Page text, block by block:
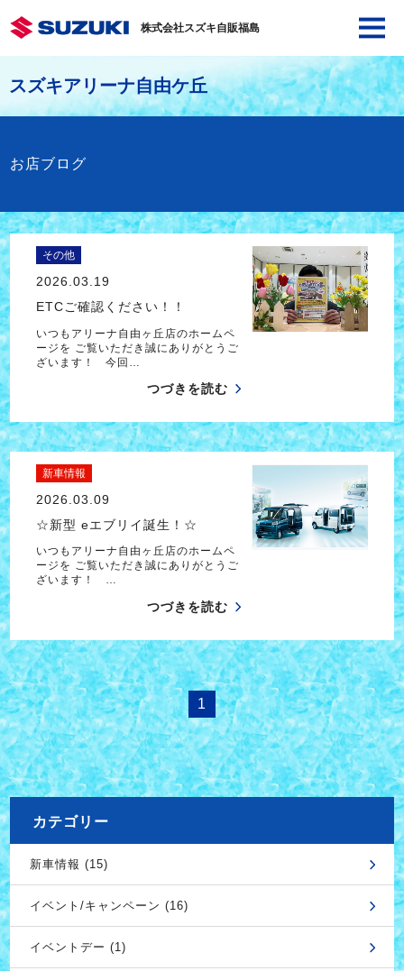
株式会社スズキ自販福島
スズキアリーナ自由ケ丘
お店ブログ
その他
2026.03.19
ETCご確認ください！！
いつもアリーナ自由ヶ丘店のホームペ
ージを ご覧いただき誠にありがとうご
ざいます！ 今回…
つづきを読む
新車情報
2026.03.09
☆新型 eエブリイ誕生！☆
いつもアリーナ自由ヶ丘店のホームペ
ージを ご覧いただき誠にありがとうご
ざいます！ …
つづきを読む
1
カテゴリー
新車情報 (15)
イベント/キャンペーン (16)
イベントデー (1)